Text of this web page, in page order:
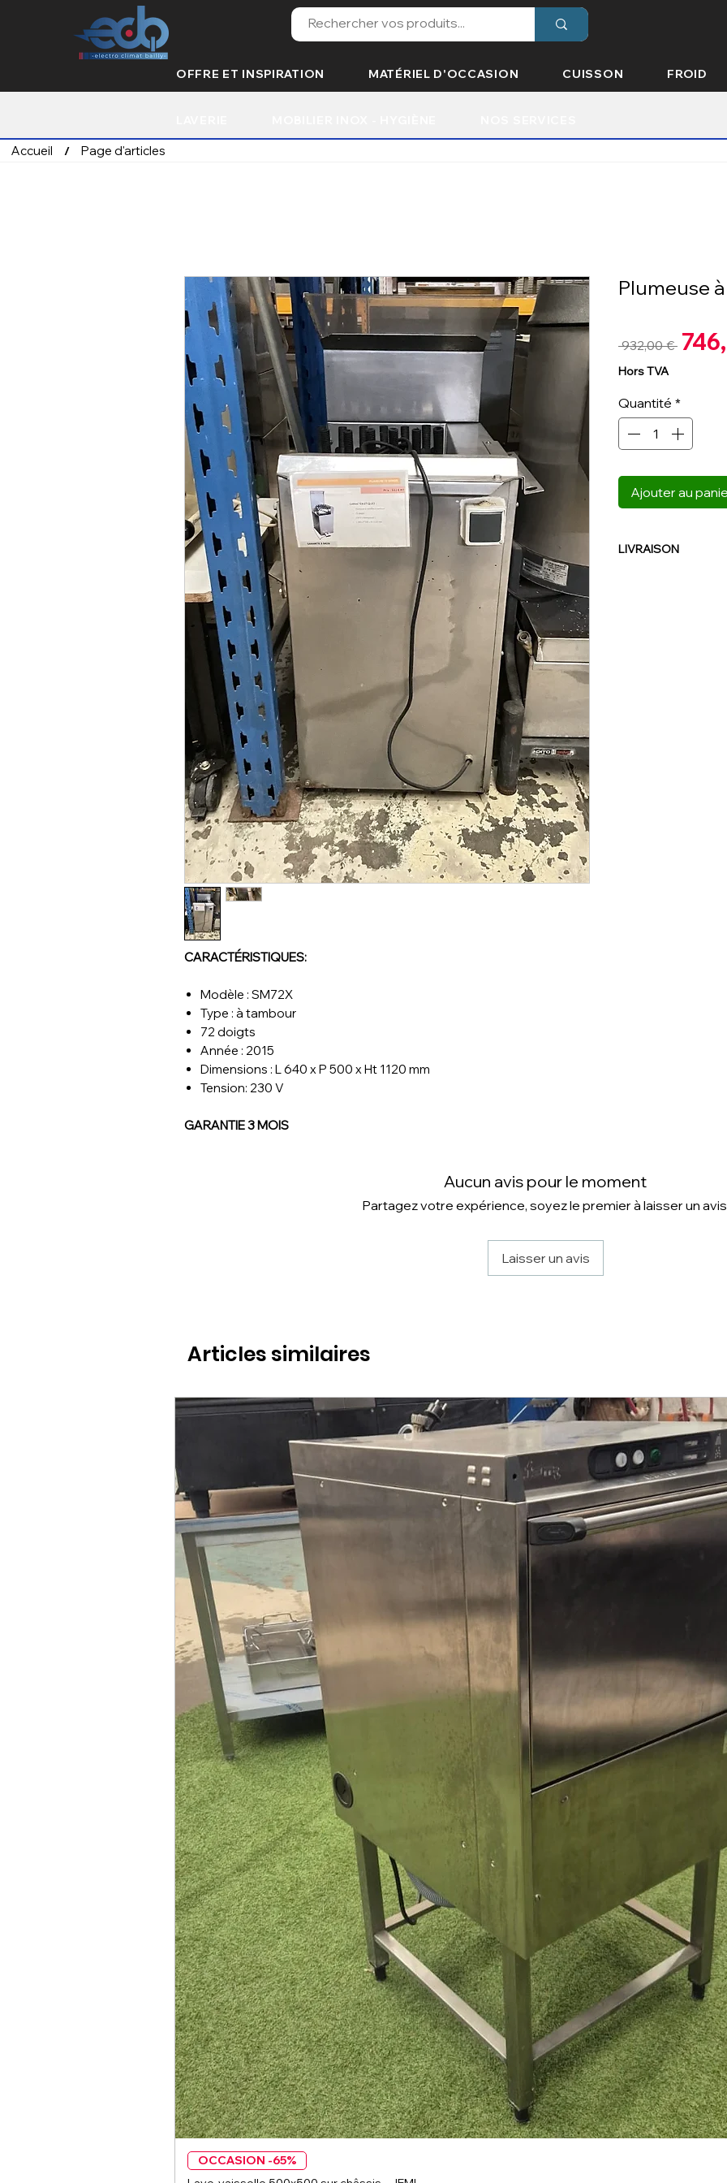
OFFRE ET INSPIRATION MATÉRIEL D'OCCASION CUISSON FROID
Accueil / Page d'articles
CARACTÉRISTIQUES:
Modèle : SM72X
Type : à tambour
72 doigts
Année : 2015
Dimensions : L 640 x P 500 x Ht 1120 mm
Tension: 230 V
GARANTIE 3 MOIS
Plumeuse
932,00 € Prix
Hors TVA
Quantité *
Ajouter au
LIVRAISON
Aucun avis pour le moment
Partagez votre expérience, soyez le premier à laisser un
Laisser un avis
Articles similaires
OCCASION -65%